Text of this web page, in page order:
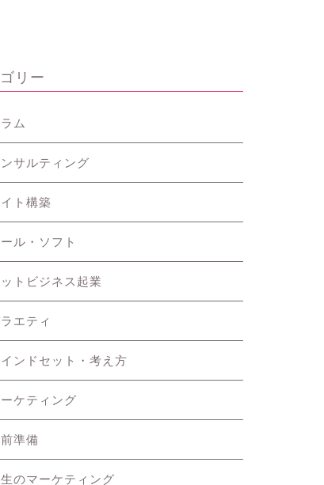
ゴリー
ム
サルティング
ト構築
ル・ソフト
トビジネス起業
エティ
ンドセット・考え方
ケティング
準備
生のマーケティング